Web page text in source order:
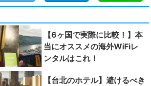
【6ヶ国で実際に比較！】本
当にオススメの海外WiFiレ
ンタルはこれ！
【台北のホテル】避けるべき